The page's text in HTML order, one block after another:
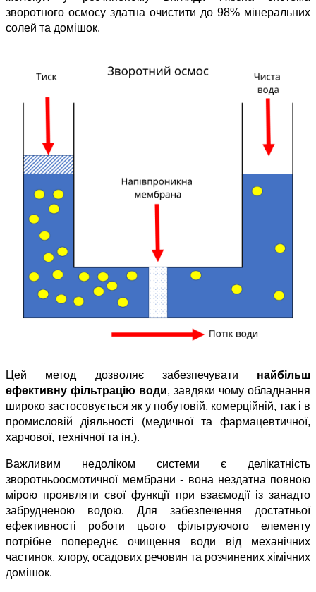
зворотного осмосу здатна очистити до 98% мінеральних
солей та домішок.
Цей метод дозволяє забезпечувати найбільш
ефективну фільтрацію води, завдяки чому обладнання
широко застосовується як у побутовій, комерційній, так і в
промисловій діяльності (медичної та фармацевтичної,
харчової, технічної та ін.).
Важливим недоліком системи є делікатність
зворотньоосмотичної мембрани - вона нездатна повною
мірою проявляти свої функції при взаємодії із занадто
забрудненою водою. Для забезпечення достатньої
ефективності роботи цього фільтруючого елементу
потрібне попереднє очищення води від механічних
частинок, хлору, осадових речовин та розчинених хімічних
домішок.